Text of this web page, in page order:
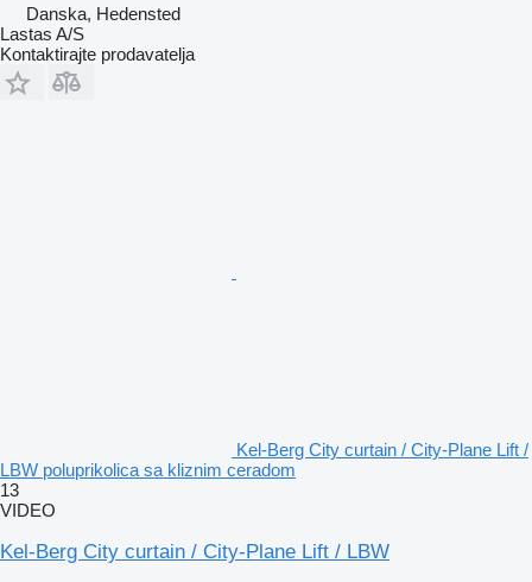
Danska, Hedensted
Lastas A/S
Kontaktirajte prodavatelja
Kel-Berg City curtain / City-Plane Lift /
LBW poluprikolica sa kliznim ceradom
13
VIDEO
Kel-Berg City curtain / City-Plane Lift / LBW